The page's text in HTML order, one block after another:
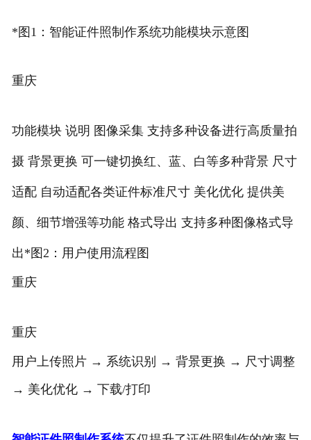
*图1：智能证件照制作系统功能模块示意图
重庆
功能模块 说明 图像采集 支持多种设备进行高质量拍
摄 背景更换 可一键切换红、蓝、白等多种背景 尺寸
适配 自动适配各类证件标准尺寸 美化优化 提供美
颜、细节增强等功能 格式导出 支持多种图像格式导
出*图2：用户使用流程图
重庆
重庆
用户上传照片 → 系统识别 → 背景更换 → 尺寸调整
→ 美化优化 → 下载/打印